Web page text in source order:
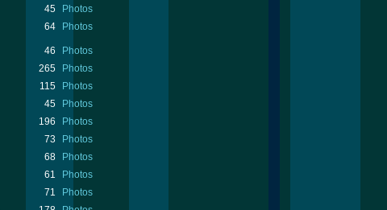
45
Photos
64 Photos
46
Photos
265
Photos
115
Photos
45
Photos
196
Photos
73
Photos
68
Photos
61
Photos
71
Photos